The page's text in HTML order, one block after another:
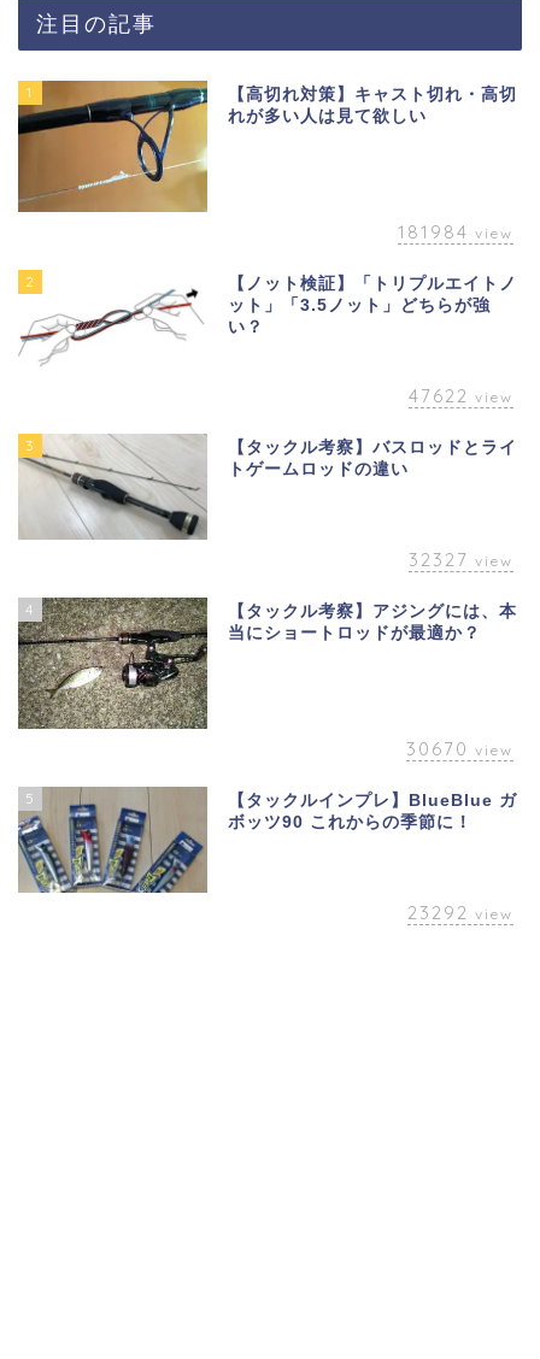
注目の記事
1
【高切れ対策】キャスト切れ・高切
れが多い人は見て欲しい
181984 view
2
【ノット検証】「トリプルエイトノ
ット」「3.5ノット」どちらが強
い？
47622 view
3
【タックル考察】バスロッドとライ
トゲームロッドの違い
32327 view
4
【タックル考察】アジングには、本
当にショートロッドが最適か？
30670 view
5
【タックルインプレ】BlueBlue ガ
ボッツ90 これからの季節に！
23292 view